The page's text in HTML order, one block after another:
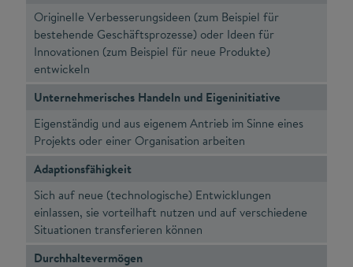
Originelle Verbesserungsideen (zum Beispiel für
bestehende Geschäftsprozesse) oder Ideen für
Innovationen (zum Beispiel für neue Produkte)
entwickeln
Unternehmerisches Handeln und Eigeninitiative
Eigenständig und aus eigenem Antrieb im Sinne eines
Projekts oder einer Organisation arbeiten
Adaptionsfähigkeit
Sich auf neue (technologische) Entwicklungen
einlassen, sie vorteilhaft nutzen und auf verschiedene
Situationen transferieren können
Durchhaltevermögen